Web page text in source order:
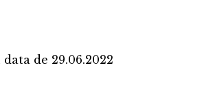
de 29.06.2022